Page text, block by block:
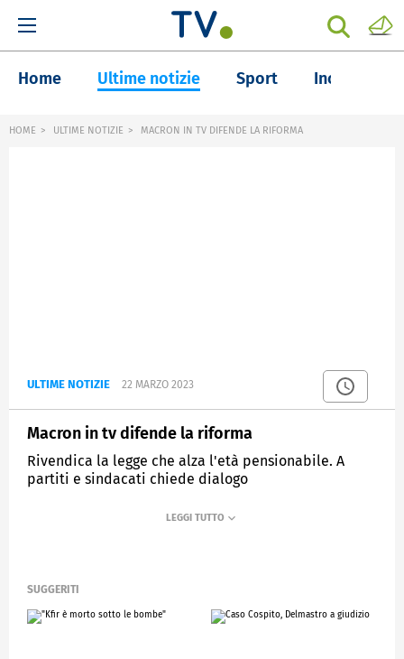
Home Ultime notizie Sport Inchieste
HOME ULTIME NOTIZIE MACRON IN TV DIFENDE LA RIFORMA
ULTIME NOTIZIE 22 MARZO 2023
Macron in tv difende la riforma
Rivendica la legge che alza l'età pensionabile. A
partiti e sindacati chiede dialogo
STUDIOAPERTO
SUGGERITI